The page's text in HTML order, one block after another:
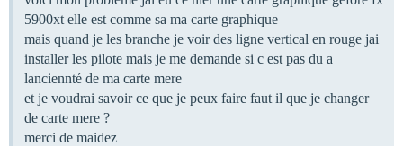
5900xt elle est comme sa ma carte graphique
mais quand je les branche je voir des ligne vertical en rouge jai
installer les pilote mais je me demande si c est pas du a
lanciennté de ma carte mere
et je voudrai savoir ce que je peux faire faut il que je changer
de carte mere ?
merci de maidez